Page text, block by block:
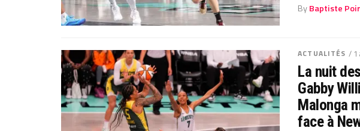
ByBaptiste
ACTUALITÉS / 1
La nuit
Gabby
Malonga
face à